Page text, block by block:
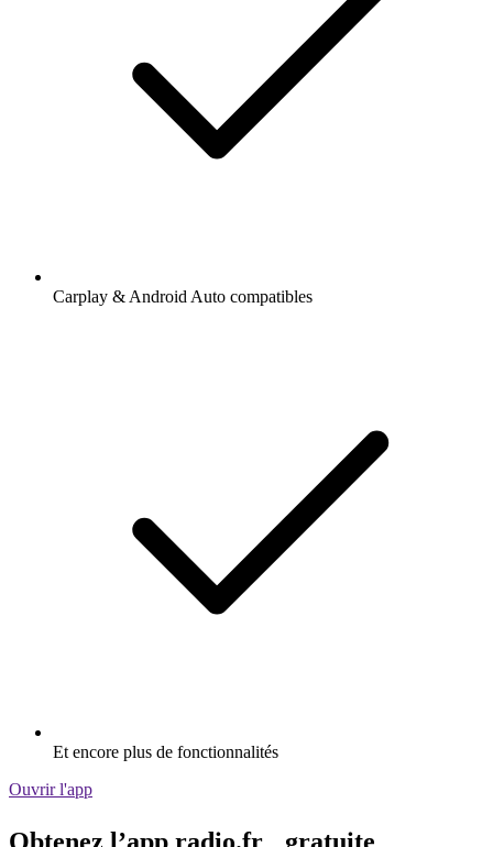
Carplay & Android Auto compatibles
Et encore plus de fonctionnalités
Ouvrir l'app